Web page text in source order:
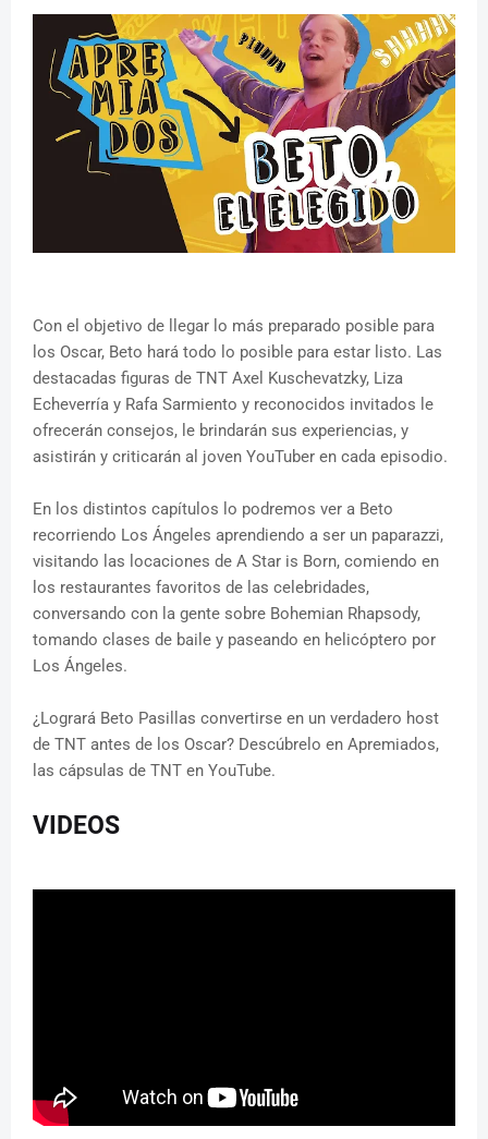
Con el objetivo de llegar lo más preparado posible para
los Oscar, Beto hará todo lo posible para estar listo. Las
destacadas figuras de TNT Axel Kuschevatzky, Liza
Echeverría y Rafa Sarmiento y reconocidos invitados le
ofrecerán consejos, le brindarán sus experiencias, y
asistirán y criticarán al joven YouTuber en cada episodio.
En los distintos capítulos lo podremos ver a Beto
recorriendo Los Ángeles aprendiendo a ser un paparazzi,
visitando las locaciones de A Star is Born, comiendo en
los restaurantes favoritos de las celebridades,
conversando con la gente sobre Bohemian Rhapsody,
tomando clases de baile y paseando en helicóptero por
Los Ángeles.
¿Logrará Beto Pasillas convertirse en un verdadero host
de TNT antes de los Oscar? Descúbrelo en Apremiados,
las cápsulas de TNT en YouTube.
VIDEOS